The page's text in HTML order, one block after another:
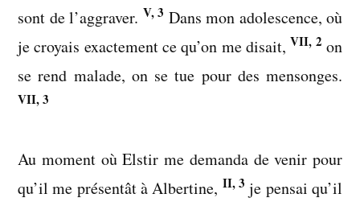
sont de l’aggraver. V, 3 Dans mon adolescence, où
je croyais exactement ce qu’on me disait, VII, 2 on
se rend malade, on se tue pour des mensonges.
VII, 3
Au moment où Elstir me demanda de venir pour
qu’il me présentât à Albertine, II, 3 je pensai qu’il